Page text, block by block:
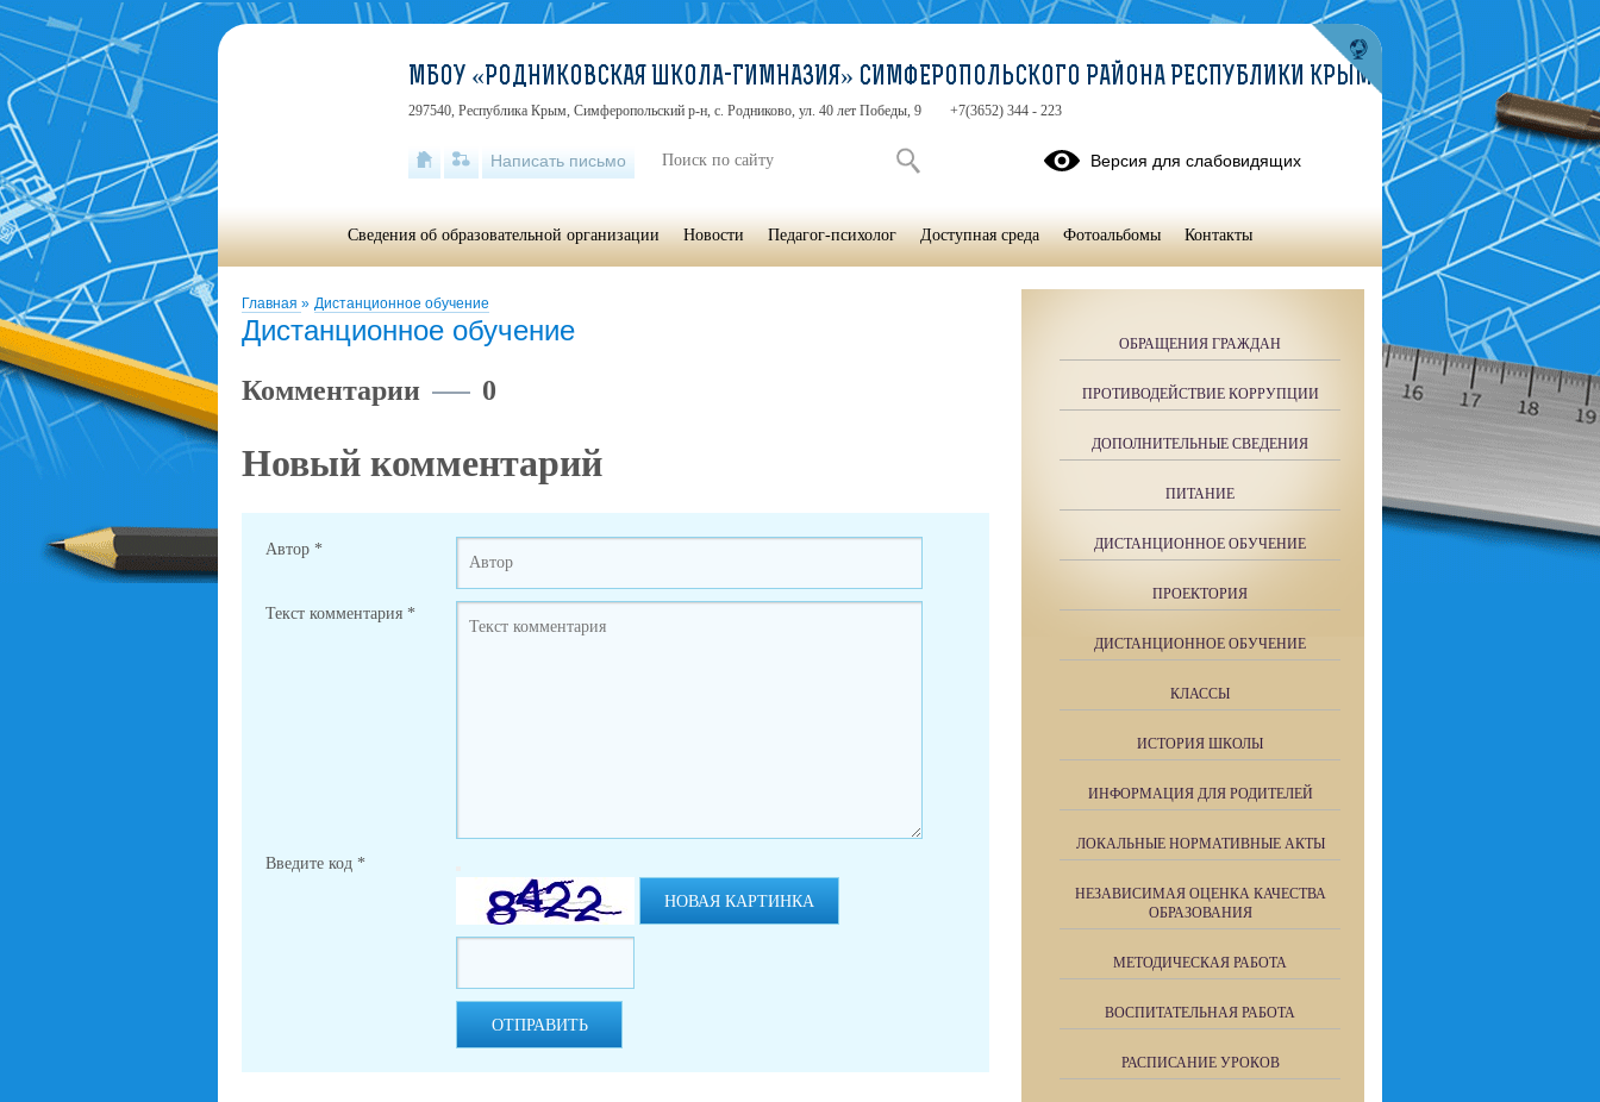
Главная » Дистанционное обучение
Дистанционное обучение
Комментарии 0
Новый комментарий
Автор *
Текст комментария *
Введите код *
НОВАЯ КАРТИНКА
ОТПРАВИТЬ
ОБРАЩЕНИЯ ГРАЖДАН
ПРОТИВОДЕЙСТВИЕ КОРРУПЦИИ
ДОПОЛНИТЕЛЬНЫЕ СВЕДЕНИЯ
ПИТАНИЕ
ДИСТАНЦИОННОЕ ОБУЧЕНИЕ
ПРОЕКТОРИЯ
ДИСТАНЦИОННОЕ ОБУЧЕНИЕ
КЛАССЫ
ИСТОРИЯ ШКОЛЫ
ИНФОРМАЦИЯ ДЛЯ РОДИТЕЛЕЙ
ЛОКАЛЬНЫЕ НОРМАТИВНЫЕ АКТЫ
НЕЗАВИСИМАЯ ОЦЕНКА КАЧЕСТВА
ОБРАЗОВАНИЯ
МЕТОДИЧЕСКАЯ РАБОТА
ВОСПИТАТЕЛЬНАЯ РАБОТА
РАСПИСАНИЕ УРОКОВ
МБОУ «РОДНИКОВСКАЯ ШКОЛА-ГИМНАЗИЯ» СИМФЕРОПОЛЬСКОГО РАЙОНА РЕСПУБЛИКИ КРЫМ
297540, Республика Крым, Симферопольский р-н, с. Родниково, ул. 40 лет Победы, 9 +7(3652) 344 - 223
Написать письмо Версия для слабовидящих
Сведения об образовательной организации Новости Педагог-психолог Доступная среда Фотоальбомы Контакты